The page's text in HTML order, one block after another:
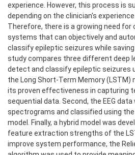
experience. However, this process is
depending on the clinician's
Therefore, there is a growing need for
systems that can objectively and
classify epileptic seizures while
study compares three different deep
detect and classify epileptic seizures
the Long Short-Term Memory (LSTM)
its proven effectiveness in capturing
sequential data. Second, the EEG
spectrograms and classified using
model. Finally, a hybrid model was
feature extraction strengths of the
improve system performance, the